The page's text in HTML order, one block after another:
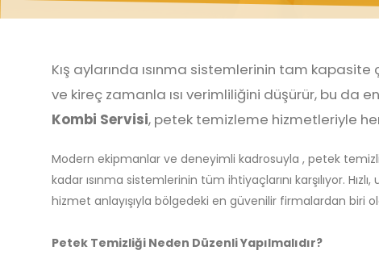
Kış aylarında ısınma sistemlerinin tam
ve kireç zamanla ısı verimliliğini düşürür, bu da
Kombi Servisi, petek temizleme hizmetleriyle
Modern ekipmanlar ve deneyimli kadrosuyla , petek
kadar ısınma sistemlerinin tüm ihtiyaçlarını karşılıyor.
hizmet anlayışıyla bölgedeki en güvenilir firmalardan biri
Petek Temizliği Neden Düzenli Yapılmalıdır?